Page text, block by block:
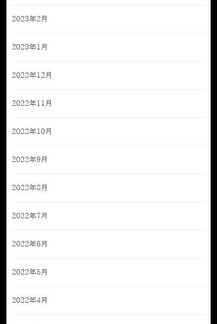
2023年2月
2023年1月
2022年12月
2022年11月
2022年10月
2022年9月
2022年8月
2022年7月
2022年6月
2022年5月
2022年4月